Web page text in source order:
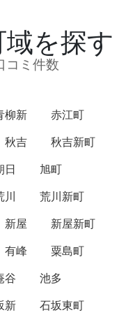
を探す
コミ件数
柳新
赤江町
秋吉
秋吉新町
日
旭町
川
荒川新町
新屋
新屋新町
有峰
粟島町
谷
池多
新
石坂東町